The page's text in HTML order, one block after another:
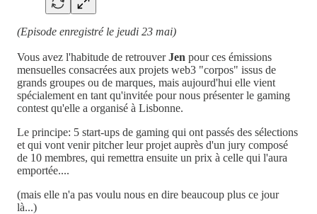
(Episode enregistré le jeudi 23 mai)
Vous avez l'habitude de retrouverJen pour ces émissions
mensuelles consacrées aux projets web3 "corpos" issus de
grands groupes ou de marques, mais aujourd'hui elle vient
spécialement en tant qu'invitée pour nous présenter le gaming
contest qu'elle a organisé à Lisbonne.
Le principe: 5 start-ups de gaming qui ont passés des sélections
et qui vont venir pitcher leur projet auprès d'un jury composé
de 10 membres, qui remettra ensuite un prix à celle qui l'aura
emportée....
(mais elle n'a pas voulu nous en dire beaucoup plus ce jour
là...)